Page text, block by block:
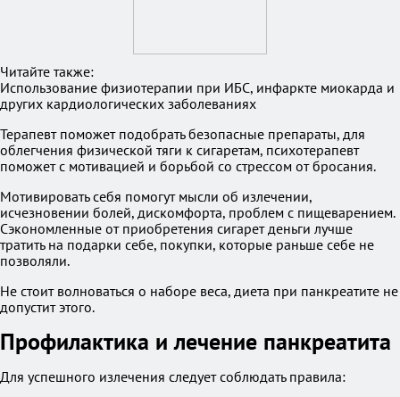
Читайте также:
Использование физиотерапии при ИБС, инфаркте миокарда и
других кардиологических заболеваниях
Терапевт поможет подобрать безопасные препараты, для
облегчения физической тяги к сигаретам, психотерапевт
поможет с мотивацией и борьбой со стрессом от бросания.
Мотивировать себя помогут мысли об излечении,
исчезновении болей, дискомфорта, проблем с пищеварением.
Сэкономленные от приобретения сигарет деньги лучше
тратить на подарки себе, покупки, которые раньше себе не
позволяли.
Не стоит волноваться о наборе веса, диета при панкреатите не
допустит этого.
Профилактика и лечение панкреатита
Для успешного излечения следует соблюдать правила: